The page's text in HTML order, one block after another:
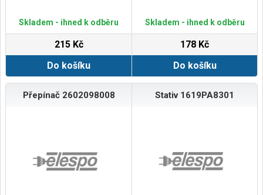
Skladem - ihned k odběru
215 Kč
Do košíku
Skladem - ihned k odběru
178 Kč
Do košíku
Přepínač 2602098008 Stativ 1619PA8301